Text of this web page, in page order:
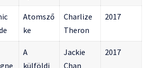
Atomsző
ke
Charlize
Theron
2017
A
külföldi
Jackie
Chan
2017